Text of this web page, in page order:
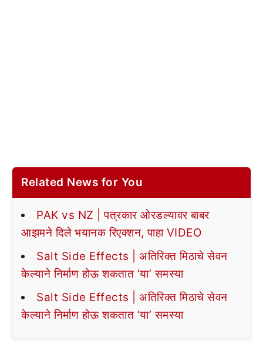
Related News for You
PAK vs NZ | पत्रकार ओरडल्यावर बाबर
आझमने दिले भयानक रिएक्शन, पाहा VIDEO
Salt Side Effects | अतिरिक्त मिठाचे सेवन
केल्याने निर्माण होऊ शकतात ‘या’ समस्या
Salt Side Effects | अतिरिक्त मिठाचे सेवन
केल्याने निर्माण होऊ शकतात ‘या’ समस्या